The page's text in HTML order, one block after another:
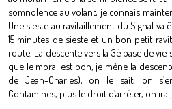
somnolence au volant, je connais
Une sieste au ravitaillement du Signal va
15 minutes de sieste et un bon petit
route. La descente vers la 3è base de vie
que le moral est bon, je mène la
de Jean-Charles), on le sait, on
Contamines, plus le droit d’arrêter, on ira